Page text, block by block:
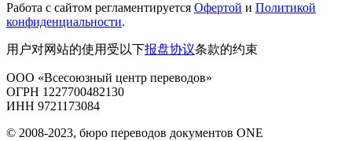
Работа с сайтом регламентируется Офертой и Политикой
конфиденциальности.
用户对网站的使用受以下报盘协议条款的约束
ООО «Всесоюзный центр переводов»
ОГРН 1227700482130
ИНН 9721173084
© 2008-2023, бюро переводов документов ONE